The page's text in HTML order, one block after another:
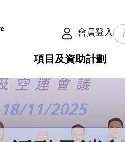
會員登入
新技術
項目及資助計劃